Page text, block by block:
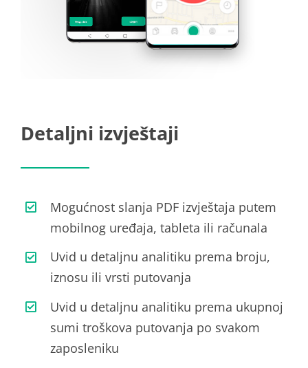
Detaljni izvještaji
Mogućnost slanja PDF izvještaja putem
mobilnog uređaja, tableta ili računala
Uvid u detaljnu analitiku prema broju,
iznosu ili vrsti putovanja
Uvid u detaljnu analitiku prema ukupnoj
sumi troškova putovanja po svakom
zaposleniku